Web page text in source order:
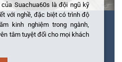
Suachua60s là đội ngũ kỹ
với nghề, đặc biệt có trình độ
kinh nghiệm trong ngành,
tâm tuyệt đối cho mọi khách